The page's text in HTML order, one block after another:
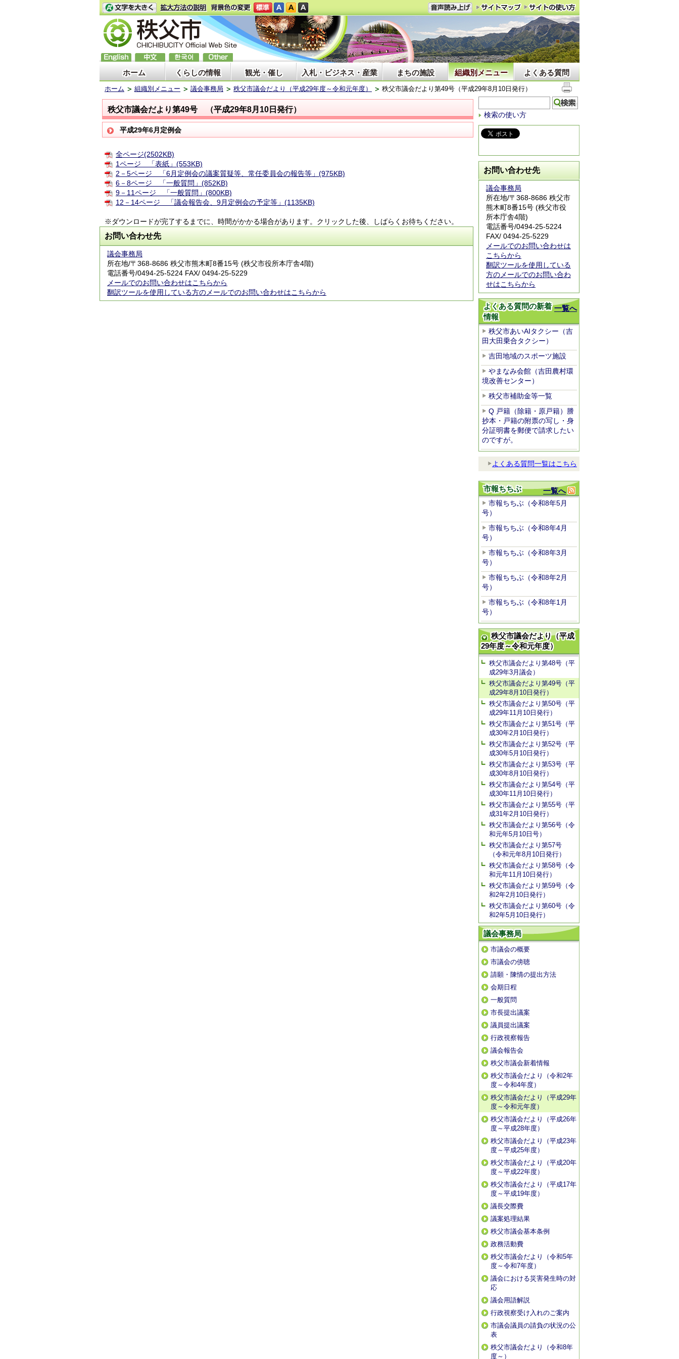
ホーム くらしの情報 観光・催し 入札・ビジネス・産業 まちの施設 組織別メニュー よくある質問
ホーム 組織別メニュー 議会事務局 秩父市議会だより（平成29年度～令和元年度） 秩父市議会だより第49号（平成29年8月10日発行）
秩父市議会だより第49号 （平成29年8月10日発行）
平成29年6月定例会
全ページ(2502KB)
1ページ 「表紙」(553KB)
2－5ページ 「6月定例会の議案質疑等、常任委員会の報告等」(975KB)
6－8ページ 「一般質問」(852KB)
9－11ページ 「一般質問」(800KB)
12－14ページ 「議会報告会、9月定例会の予定等」(1135KB)
※ダウンロードが完了するまでに、時間がかかる場合があります。クリックした後、しばらくお待ちください。
お問い合わせ先
議会事務局
所在地/〒368-8686 秩父市熊木町8番15号 (秩父市役所本庁舎4階)
電話番号/0494-25-5224 FAX/ 0494-25-5229
メールでのお問い合わせはこちらから
翻訳ツールを使用している方のメールでのお問い合わせはこちらから
検索の使い方
お問い合わせ先
議会事務局
所在地/〒368-8686 秩父市
熊木町8番15号 (秩父市役
所本庁舎4階)
電話番号/0494-25-5224
FAX/ 0494-25-5229
メールでのお問い合わせは
こちらから
翻訳ツールを使用している
方のメールでのお問い合わ
せはこちらから
一覧へ
よくある質問の新着
情報
秩父市あいAIタクシー（吉
田大田乗合タクシー）
吉田地域のスポーツ施設
やまなみ会館（吉田農村環
境改善センター）
秩父市補助金等一覧
Q 戸籍（除籍・原戸籍）謄
抄本・戸籍の附票の写し・身
分証明書を郵便で請求したい
のですが。
よくある質問一覧はこちら
一覧へ
市報ちちぶ
市報ちちぶ（令和8年5月
号）
市報ちちぶ（令和8年4月
号）
市報ちちぶ（令和8年3月
号）
市報ちちぶ（令和8年2月
号）
市報ちちぶ（令和8年1月
号）
秩父市議会だより（平成
29年度～令和元年度）
秩父市議会だより第48号（平
成29年3月議会）
秩父市議会だより第49号（平
成29年8月10日発行）
秩父市議会だより第50号（平
成29年11月10日発行）
秩父市議会だより第51号（平
成30年2月10日発行）
秩父市議会だより第52号（平
成30年5月10日発行）
秩父市議会だより第53号（平
成30年8月10日発行）
秩父市議会だより第54号（平
成30年11月10日発行）
秩父市議会だより第55号（平
成31年2月10日発行）
秩父市議会だより第56号（令
和元年5月10日号）
秩父市議会だより第57号
（令和元年8月10日発行）
秩父市議会だより第58号（令
和元年11月10日発行）
秩父市議会だより第59号（令
和2年2月10日発行）
秩父市議会だより第60号（令
和2年5月10日発行）
議会事務局
市議会の概要
市議会の傍聴
請願・陳情の提出方法
会期日程
一般質問
市長提出議案
議員提出議案
行政視察報告
議会報告会
秩父市議会新着情報
秩父市議会だより（令和2年
度～令和4年度）
秩父市議会だより（平成29年
度～令和元年度）
秩父市議会だより（平成26年
度～平成28年度）
秩父市議会だより（平成23年
度～平成25年度）
秩父市議会だより（平成20年
度～平成22年度）
秩父市議会だより（平成17年
度～平成19年度）
議長交際費
議案処理結果
秩父市議会基本条例
政務活動費
秩父市議会だより（令和5年
度～令和7年度）
議会における災害発生時の対
応
議会用語解説
行政視察受け入れのご案内
市議会議員の請負の状況の公
表
秩父市議会だより（令和8年
度～）